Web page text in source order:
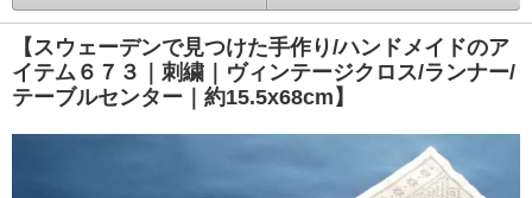
【スウェーデンで見つけた手作り/ハンドメイドのア
イテム６７３｜刺繍｜ヴィンテージクロス/ランナー/
テーブルセンター｜約15.5x68cm】